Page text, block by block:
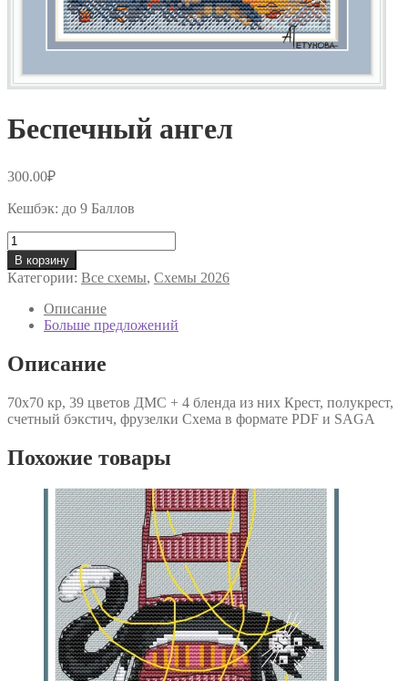
Беспечный ангел
300.00₽
Кешбэк: до 9 Баллов
Количество
товара
Беспечный
ангел
В корзину
Категории: Все схемы, Схемы 2026
Описание
Больше предложений
Описание
70х70 кр, 39 цветов ДМС + 4 бленда из них Крест, полукрест,
счетный бэкстич, фрузелки Схема в формате PDF и SAGA
Похожие товары